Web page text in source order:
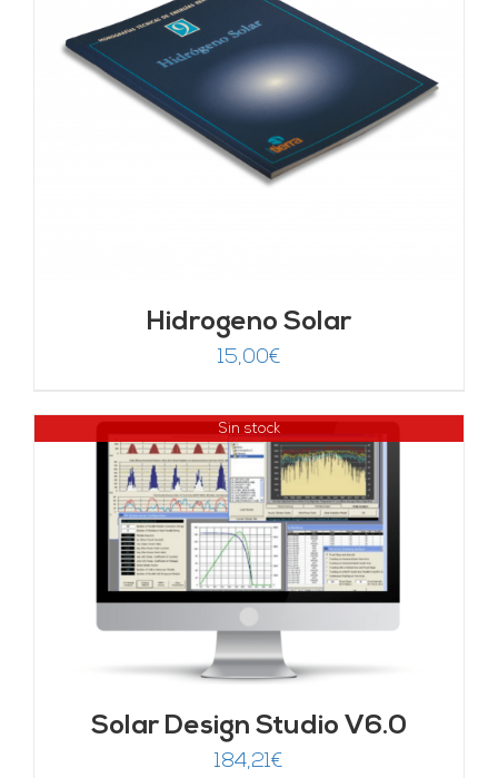
Hidrogeno Solar
15,00€
Sin stock
Solar Design Studio V6.0
184,21€